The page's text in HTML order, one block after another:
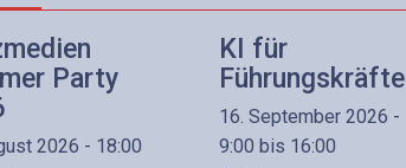
Party
2026 - 18:00
KI für
Führungskräfte
16. September 2026 -
9:00 bis 16:00